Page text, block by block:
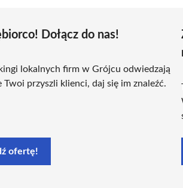
Dołącz do nas!
lokalnych firm w Grójcu odwiedzają
Twoi przyszli klienci, daj się im znaleźć.
ofertę!